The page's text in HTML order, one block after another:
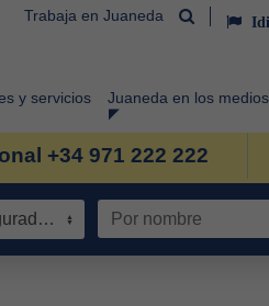
Trabaja en Juaneda
y servicios Juaneda en los medios
+34 971 222 222
Compañía aseguradora